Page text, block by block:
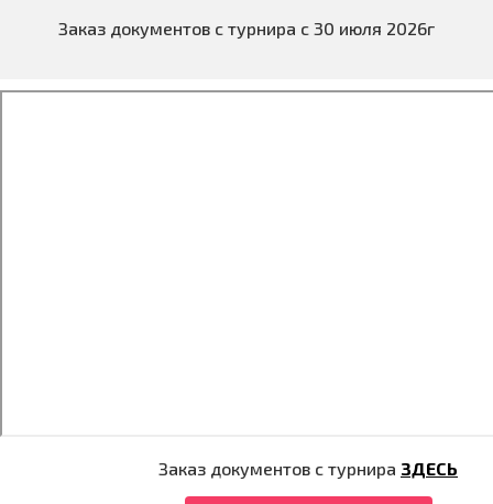
Заказ документов с турнира с 30 июля 2026г
Заказ документов с турнира ЗДЕСЬ